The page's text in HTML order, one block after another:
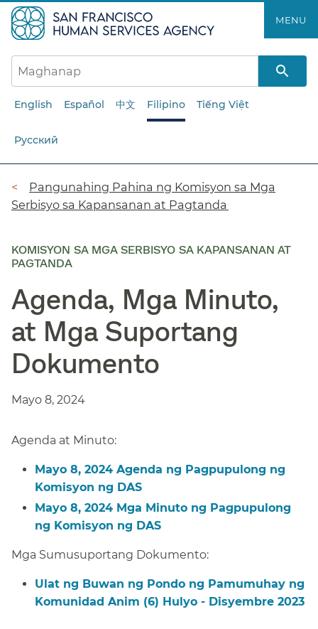
ang
pangunahing
nilalaman​​
MENU​​
English Español 中文 Filipino Tiếng Việt
Русский
Breadcrumb​​
Pangunahing Pahina ng Komisyon sa Mga
Serbisyo sa Kapansanan at Pagtanda​​
KOMISYON SA MGA SERBISYO SA KAPANSANAN AT
PAGTANDA
Agenda, Mga Minuto,
at Mga Suportang
Dokumento​​
Mayo 8, 2024​​
Agenda at Minuto:​​
Mayo 8, 2024 Agenda ng Pagpupulong ng
Komisyon ng DAS​​
Mayo 8, 2024 Mga Minuto ng Pagpupulong
ng Komisyon ng DAS​​
Mga Sumusuportang Dokumento:​​
Ulat ng Buwan ng Pondo ng Pamumuhay ng
Komunidad Anim (6) Hulyo - Disyembre 2023​​